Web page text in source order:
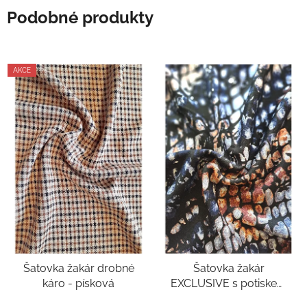
Podobné produkty
AKCE
Šatovka žakár drobné
káro - písková
Šatovka žakár
EXCLUSIVE s potiskem